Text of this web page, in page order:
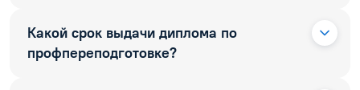
Какой срок выдачи диплома по
профпереподготовке?